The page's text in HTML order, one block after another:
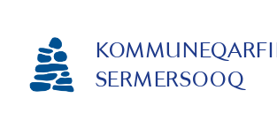
indhold
SERMERSOOQ